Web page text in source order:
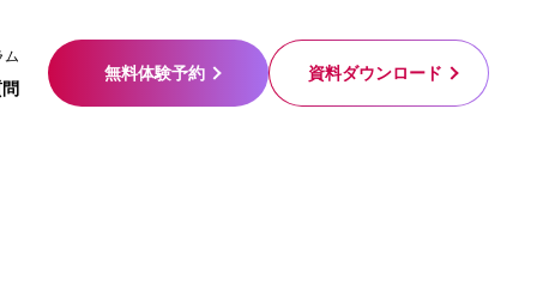
ム
無料体験予約 資料ダウンロード